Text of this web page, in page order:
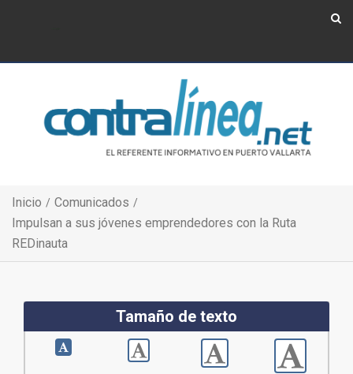
Inicio
Comunicados
Impulsan a sus jóvenes emprendedores con la Ruta
REDinauta
Tamaño de texto